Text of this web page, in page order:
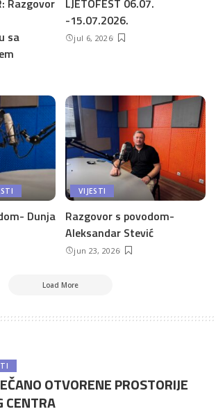
sa
-15.07.2026.
jul 6, 2026
Dunja
VIJESTI
Razgovor s povodom-
Aleksandar Stević
jun 23, 2026
Load More
OTVORENE PROSTORIJE
CENTRA